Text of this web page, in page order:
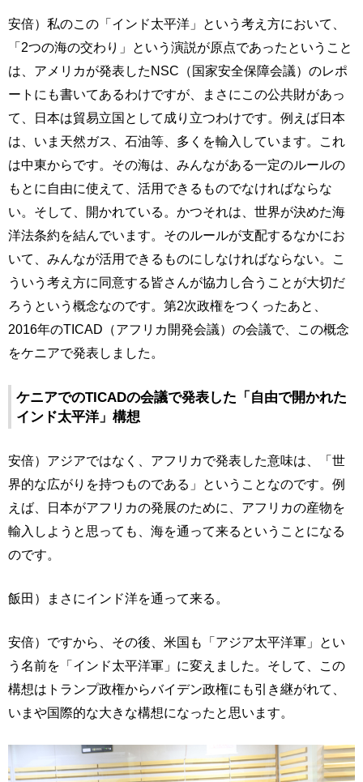
安倍）私のこの「インド太平洋」という考え方において、
「2つの海の交わり」という演説が原点であったということ
は、アメリカが発表したNSC（国家安全保障会議）のレポ
ートにも書いてあるわけですが、まさにこの公共財があっ
て、日本は貿易立国として成り立つわけです。例えば日本
は、いま天然ガス、石油等、多くを輸入しています。これ
は中東からです。その海は、みんながある一定のルールの
もとに自由に使えて、活用できるものでなければならな
い。そして、開かれている。かつそれは、世界が決めた海
洋法条約を結んでいます。そのルールが支配するなかにお
いて、みんなが活用できるものにしなければならない。こ
ういう考え方に同意する皆さんが協力し合うことが大切だ
ろうという概念なのです。第2次政権をつくったあと、
2016年のTICAD（アフリカ開発会議）の会議で、この概念
をケニアで発表しました。
ケニアでのTICADの会議で発表した「自由で開かれた
インド太平洋」構想
安倍）アジアではなく、アフリカで発表した意味は、「世
界的な広がりを持つものである」ということなのです。例
えば、日本がアフリカの発展のために、アフリカの産物を
輸入しようと思っても、海を通って来るということになる
のです。
飯田）まさにインド洋を通って来る。
安倍）ですから、その後、米国も「アジア太平洋軍」とい
う名前を「インド太平洋軍」に変えました。そして、この
構想はトランプ政権からバイデン政権にも引き継がれて、
いまや国際的な大きな構想になったと思います。